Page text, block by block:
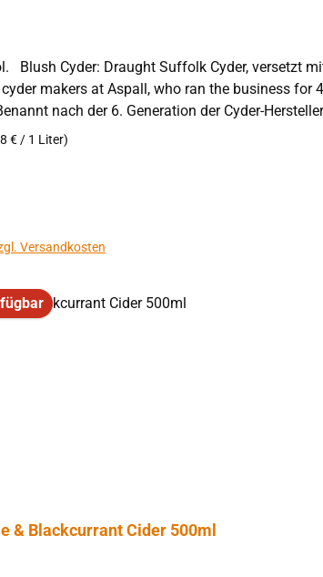
after the 6th
makers at Aspall, who ran the business
Cyder und Crème de Mure. Produktmerkmale: apfelweinhaltiges Getränk Hinweis für Allergiker: enthält
€ / 1 Liter)
Versandkosten
von 5 von 5 Sternen
& Blackcurrant Cider 500ml